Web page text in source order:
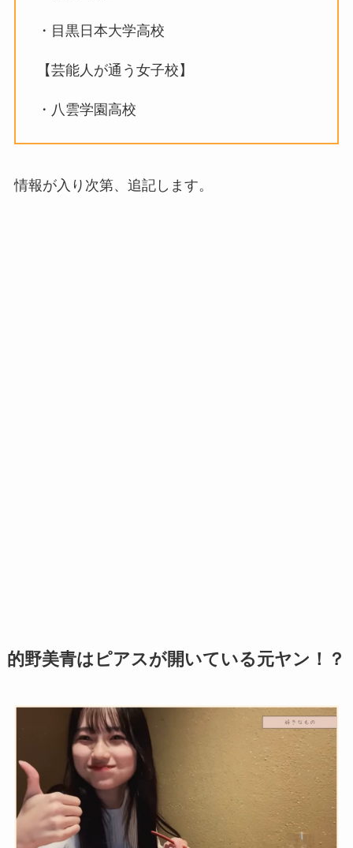
・目黒日本大学高校
【芸能人が通う女子校】
・八雲学園高校
情報が入り次第、追記します。
的野美青はピアスが開いている元ヤン！？